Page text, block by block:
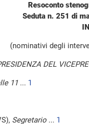
Resoconto
Seduta n. 251 di
(nominativi degli
DEL
11 ... 1
Segretario ... 1